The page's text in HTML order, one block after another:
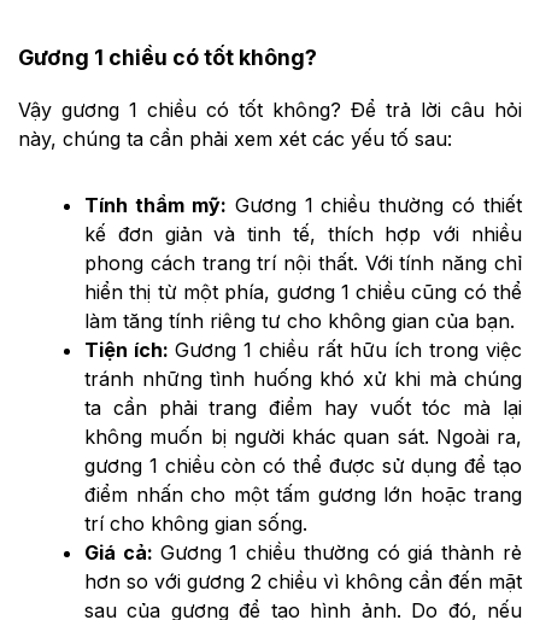
Gương 1 chiều có tốt không?
Vậy gương 1 chiều có tốt không? Để trả lời câu hỏi
này, chúng ta cần phải xem xét các yếu tố sau:
Tính thẩm mỹ: Gương 1 chiều thường có thiết
kế đơn giản và tinh tế, thích hợp với nhiều
phong cách trang trí nội thất. Với tính năng chỉ
hiển thị từ một phía, gương 1 chiều cũng có thể
làm tăng tính riêng tư cho không gian của bạn.
Tiện ích:Gương 1 chiều rất hữu ích trong việc
tránh những tình huống khó xử khi mà chúng
ta cần phải trang điểm hay vuốt tóc mà lại
không muốn bị người khác quan sát. Ngoài ra,
gương 1 chiều còn có thể được sử dụng để tạo
điểm nhấn cho một tấm gương lớn hoặc trang
trí cho không gian sống.
Giá cả: Gương 1 chiều thường có giá thành rẻ
hơn so với gương 2 chiều vì không cần đến mặt
sau của gương để tạo hình ảnh. Do đó, nếu